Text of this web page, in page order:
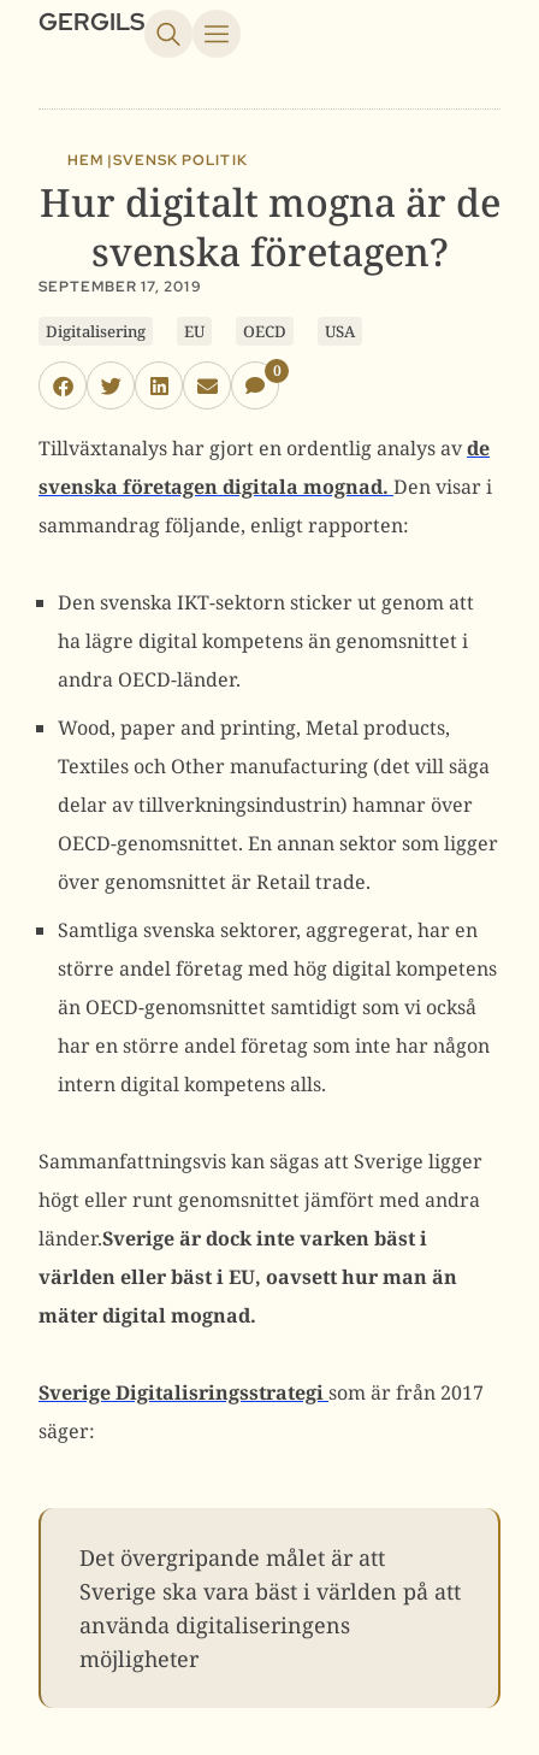
GERGILS
HEM |SVENSK POLITIK
Hur digitalt mogna är de
svenska företagen?
SEPTEMBER 17, 2019
Digitalisering EU OECD USA
0
Tillväxtanalys har gjort en ordentlig analys avde
svenska företagen digitala mognad. Den visar i
sammandrag följande, enligt rapporten:
Den svenska IKT-sektorn sticker ut genom att
ha lägre digital kompetens än genomsnittet i
andra OECD-länder.
Wood, paper and printing, Metal products,
Textiles och Other manufacturing (det vill säga
delar av tillverkningsindustrin) hamnar över
OECD-genomsnittet. En annan sektor som ligger
över genomsnittet är Retail trade.
Samtliga svenska sektorer, aggregerat, har en
större andel företag med hög digital kompetens
än OECD-genomsnittet samtidigt som vi också
har en större andel företag som inte har någon
intern digital kompetens alls.
Sammanfattningsvis kan sägas att Sverige ligger
högt eller runt genomsnittet jämfört med andra
länder.Sverige är dock inte varken bäst i
världen eller bäst i EU, oavsett hur man än
mäter digital mognad.
Sverige Digitalisringsstrategisom är från 2017
säger:
Det övergripande målet är att
Sverige ska vara bäst i världen på att
använda digitaliseringens
möjligheter